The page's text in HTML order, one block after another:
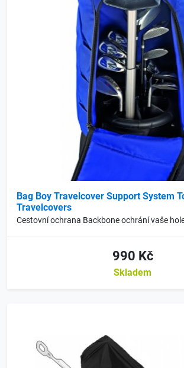
Bag Boy Travelcover Support System
Travelcovers
Cestovní ochrana Backbone ochrání vaše
990 Kč
Skladem